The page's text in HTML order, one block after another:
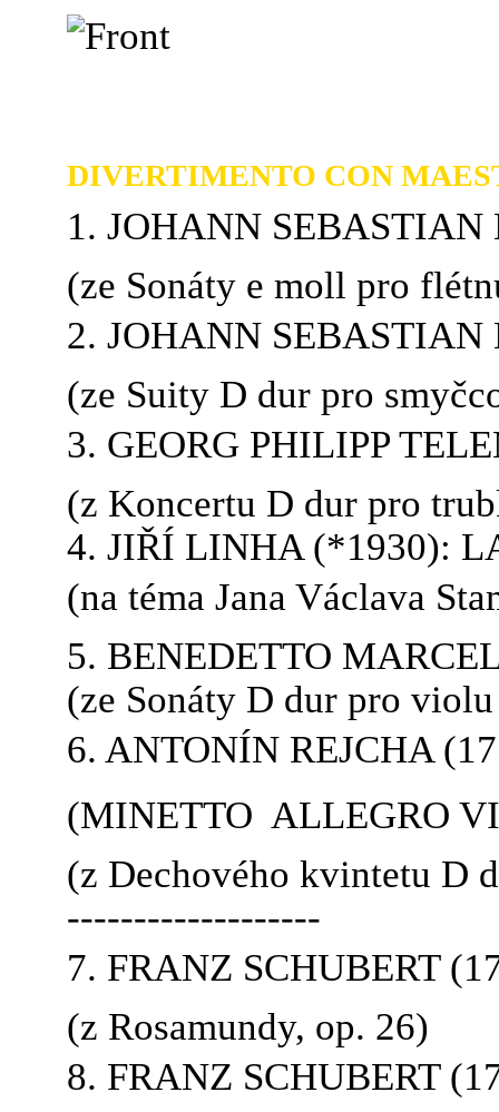
DIVERTIMENTO CON
1. JOHANN SEBASTIAN
(ze Sonáty e moll pro
2. JOHANN SEBASTIAN
(ze Suity D dur pro
3. GEORG PHILIPP
(z Koncertu D dur pro
4. JIŘÍ LINHA (*1930):
(na téma Jana Václava
5. BENEDETTO
(ze Sonáty D dur pro
6. ANTONÍN REJCHA
(MINETTO  ALLEGRO
(z Dechového kvintetu D
-------------------
7. FRANZ SCHUBERT
(z Rosamundy, op. 26)
8. FRANZ SCHUBERT